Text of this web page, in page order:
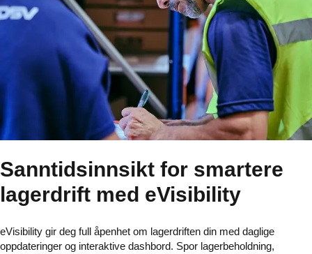
Sanntidsinnsikt for smartere
lagerdrift med eVisibility
eVisibility gir deg full åpenhet om lagerdriften din med daglige
oppdateringer og interaktive dashbord. Spor lagerbeholdning,